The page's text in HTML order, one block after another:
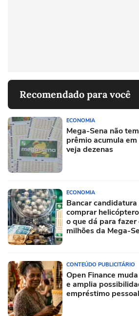
Recomendado para você
ECONOMIA
Mega-Sena não
prêmio acumula
veja dezenas
ECONOMIA
Bancar
comprar
o que dá para
milhões da Mega-
CONTEÚDO PUBLICITÁRIO
Open Finance
e amplia
empréstimo pessoal